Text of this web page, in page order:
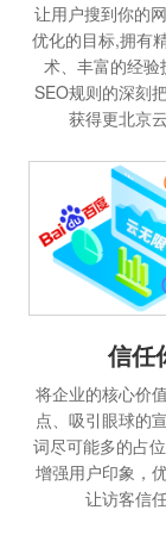
让用户搜到你的
优化的目标,拥有
术、丰富的经验
SEO规则的深刻
获得更北京
信任
将企业的核心价
点、吸引眼球的
词尽可能多的占
增强用户印象，
让访客信